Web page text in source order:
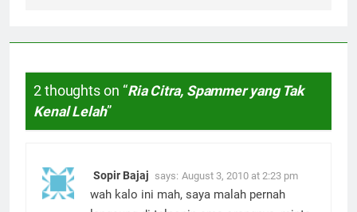
2 thoughts on “Ria Citra, Spammer yang Tak
Kenal Lelah”
Sopir Bajaj says: August 3, 2010 at 2:23 pm
wah kalo ini mah, saya malah pernah